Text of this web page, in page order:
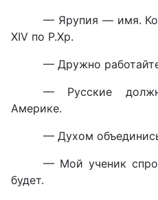
— Ярупия — имя.
XIV по Р.Хр.
— Дружно
— Русские
Америке.
— Духом
— Мой ученик
будет.